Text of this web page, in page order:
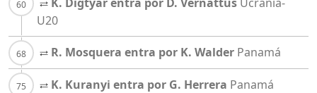
U20
R. Mosquera entra por K. Walder Panamá
K. Kuranyi entra por G. Herrera Panamá